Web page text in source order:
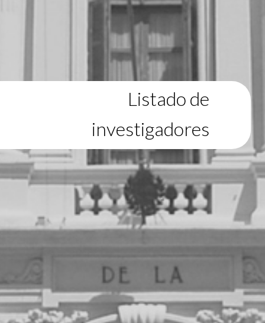
Listado de
investigadores